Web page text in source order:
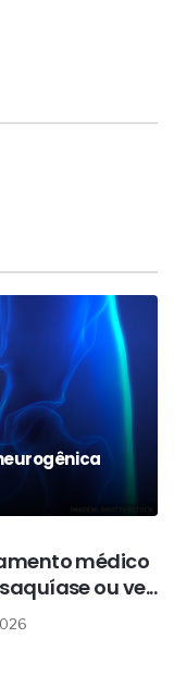
médico
ou ve...